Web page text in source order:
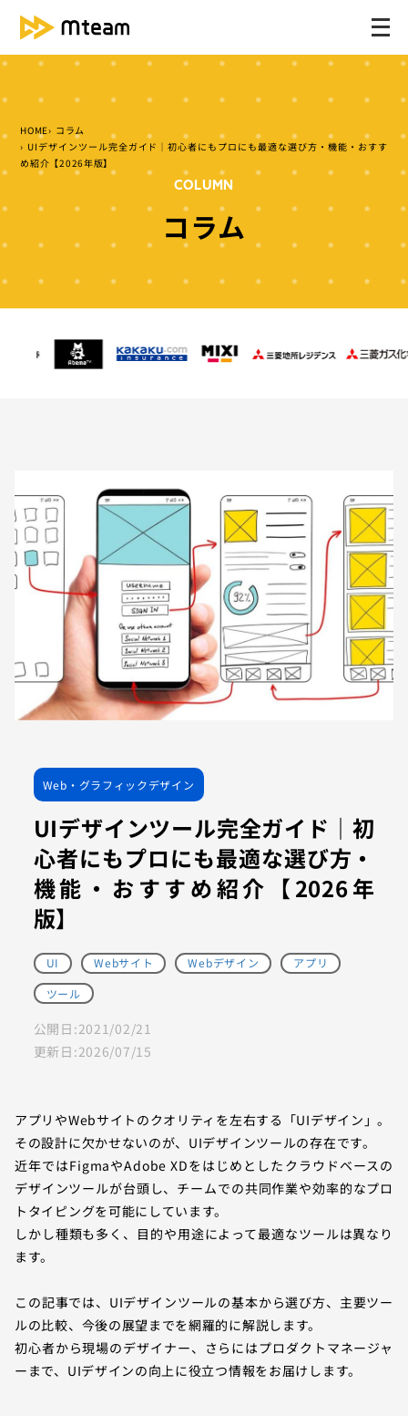
メ
ュ
開
く
HOME コラム
UIデザインツール完全ガイド｜初心者にもプロにも最適な選び方・機能・おすす
め紹介【2026年版】
COLUMN
コラム
Web・グラフィックデザイン
UIデザインツール完全ガイド｜初
心者にもプロにも最適な選び方・
機能・おすすめ紹介【2026年
版】
UI Webサイト Webデザイン
アプリ
ツール
公開日:2021/02/21
更新日:2026/07/15
アプリやWebサイトのクオリティを左右する「UIデザイン」。
その設計に欠かせないのが、UIデザインツールの存在です。
近年ではFigmaやAdobe XDをはじめとしたクラウドベースの
デザインツールが台頭し、チームでの共同作業や効率的なプロ
トタイピングを可能にしています。
しかし種類も多く、目的や用途によって最適なツールは異なり
ます。
この記事では、UIデザインツールの基本から選び方、主要ツー
ルの比較、今後の展望までを網羅的に解説します。
初心者から現場のデザイナー、さらにはプロダクトマネージャ
ーまで、UIデザインの向上に役立つ情報をお届けします。